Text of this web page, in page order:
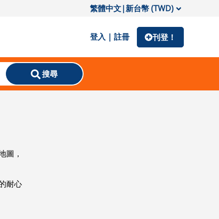
繁體中文|新台幣 (TWD)
登入 | 註冊 刊登！
搜尋
圖，
耐心